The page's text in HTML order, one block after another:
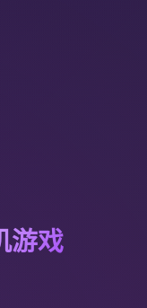
游戏